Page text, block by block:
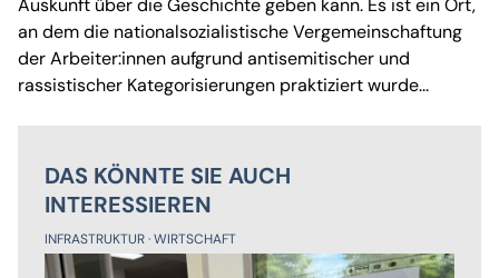
Auskunft über die Geschichte geben kann. Es ist ein Ort,
an dem die nationalsozialistische Vergemeinschaftung
der Arbeiter:innen aufgrund antisemitischer und
rassistischer Kategorisierungen praktiziert wurde...
DAS KÖNNTE SIE AUCH
INTERESSIEREN
INFRASTRUKTUR WIRTSCHAFT